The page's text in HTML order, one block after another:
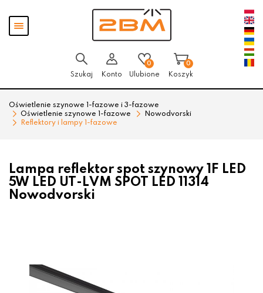
Pokaż
menu
Szukaj Konto
0
Ulubione
0
Koszyk
Oświetlenie szynowe 1-fazowe i 3-fazowe
Oświetlenie szynowe 1-fazowe
Nowodvorski
Reflektory i lampy 1-fazowe
Lampa reflektor spot szynowy 1F LED
5W LED UT-LVM SPOT LED 11314
Nowodvorski